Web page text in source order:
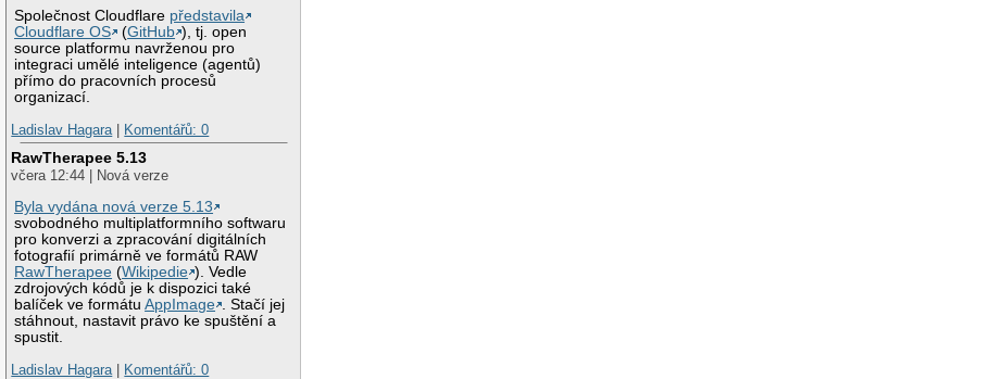
Společnost Cloudflare představila
Cloudflare OS
(GitHub ), tj. open
source platformu navrženou pro
integraci umělé inteligence (agentů)
přímo do pracovních procesů
organizací.
Ladislav Hagara
Komentářů: 0
RawTherapee 5.13
včera 12:44 | Nová verze
Byla vydána nová verze 5.13
svobodného multiplatformního softwaru
pro konverzi a zpracování digitálních
fotografií primárně ve formátů RAW
RawTherapee (Wikipedie ). Vedle
zdrojových kódů je k dispozici také
balíček ve formátuAppImage . Stačí jej
stáhnout, nastavit právo ke spuštění a
spustit.
Ladislav Hagara
Komentářů: 0